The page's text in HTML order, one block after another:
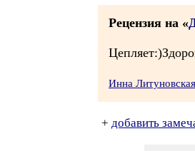
Рецензия на «
Инна Литуновская
+ добавить